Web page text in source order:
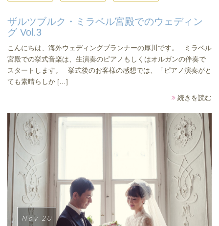
ザルツブルク・ミラベル宮殿でのウェディン
グ Vol.3
こんにちは、海外ウェディングプランナーの厚川です。 ミラベル
宮殿での挙式音楽は、生演奏のピアノもしくはオルガンの伴奏で
スタートします。 挙式後のお客様の感想では、「ピアノ演奏がと
ても素晴らしか […]
続きを読む
Nov 20